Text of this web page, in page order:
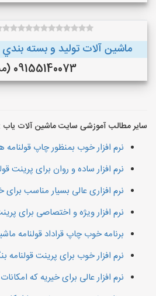
ماشین آلات توليد و بسته
09155140073 (مشهد )
سایر مطالب آموزشی سایت ماشین آلات یاب
نرم افزار خوب بمنظور چاپ قولنامه
نرم افزار ساده و روان برای پرینت
نرم افزاری عالی بسیار مناسب برای
نرم افزار ویژه و اختصاصی برای
برنامه خوب چاپ قراداد قولنامه
نرم افزار خوب برای پرینت قولنامه
نرم افزار عالی برای خیریه که